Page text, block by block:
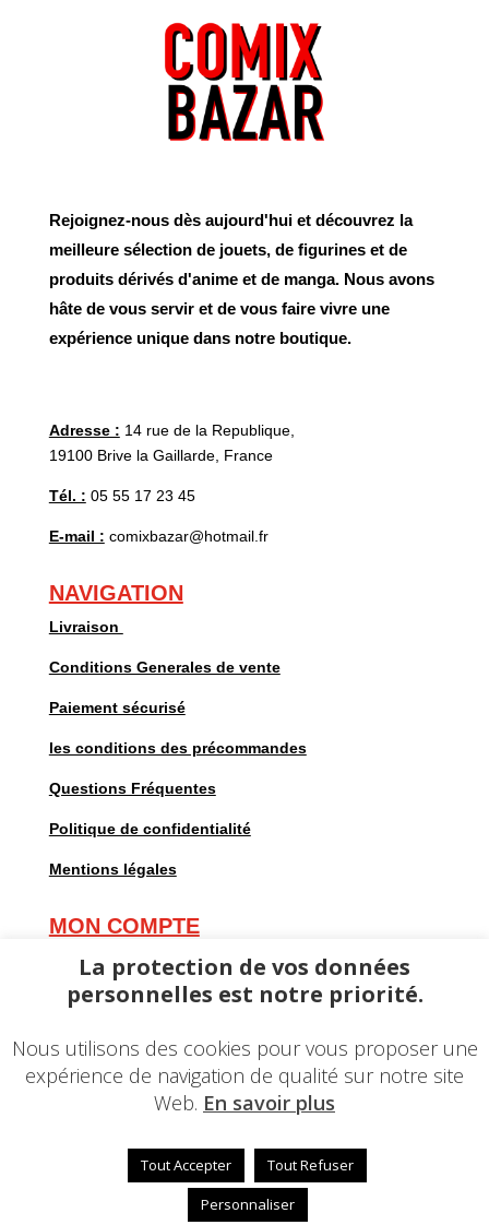
Rejoignez-nous dès aujourd'hui et découvrez la
meilleure sélection de jouets, de figurines et de
produits dérivés d'anime et de manga. Nous avons
hâte de vous servir et de vous faire vivre une
expérience unique dans notre boutique.
Adresse : 14 rue de la Republique,
19100 Brive la Gaillarde, France
Tél. : 05 55 17 23 45
E-mail : comixbazar@hotmail.fr
NAVIGATION
Livraison
Conditions Generales de vente
Paiement sécurisé
les conditions des précommandes
Questions Fréquentes
Politique de confidentialité
Mentions légales
MON COMPTE
Mes commandes
Mes adresses
Mes informations personnelles
© 2023 – Une réalisation EDConcept24.fr–
La protection de vos données
personnelles est notre priorité.
Nous utilisons des cookies pour vous proposer une
expérience de navigation de qualité sur notre site
Web. En savoir plus
Tout Accepter
Tout Refuser
Personnaliser